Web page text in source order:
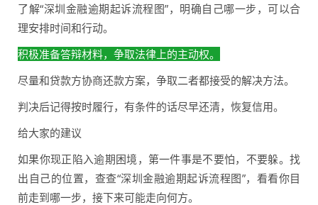
了解“深圳金融逾期起诉流程图”，明确自己哪一步，可以合
理安排时间和行动。
积极准备答辩材料，争取法律上的主动权。
尽量和贷款方协商还款方案，争取二者都接受的解决方法。
判决后记得按时履行，有条件的话尽早还清，恢复信用。
给大家的建议
如果你现正陷入逾期困境，第一件事是不要怕，不要躲。找
出自己的位置，查查“深圳金融逾期起诉流程图”，看看你目
前走到哪一步，接下来可能走向何方。